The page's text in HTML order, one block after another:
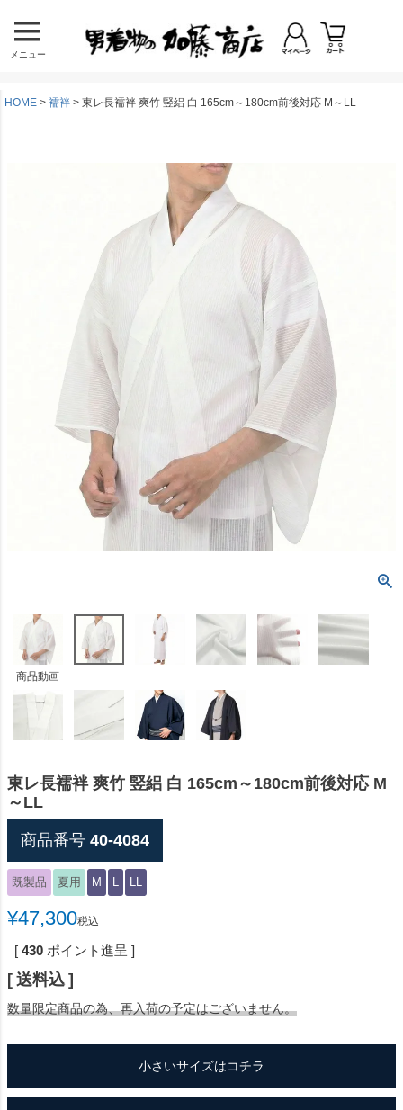
メニュー
HOME 襦袢 東レ長襦袢 爽竹 竪絽 白 165cm～180cm前後対応 M～LL
商品動画
東レ長襦袢 爽竹 竪絽 白 165cm～180cm前後対応 M
～LL
商品番号 40-4084
既製品 夏用 M L LL
¥47,300税込
[ 430 ポイント進呈 ]
送料込
数量限定商品の為、再入荷の予定はございません。
小さいサイズはコチラ